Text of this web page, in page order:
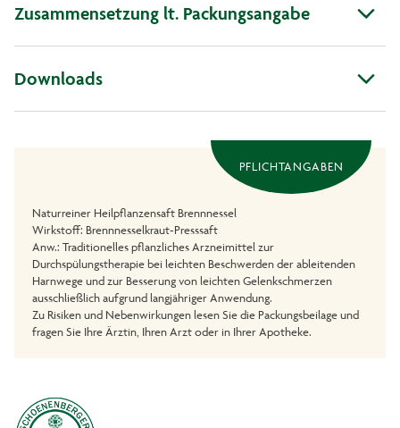
Zusammensetzung lt. Packungsangabe
Downloads
PFLICHTANGABEN
Naturreiner Heilpflanzensaft Brennnessel
Wirkstoff: Brennnesselkraut-Presssaft
Anw.: Traditionelles pflanzliches Arzneimittel zur
Durchspülungstherapie bei leichten Beschwerden der ableitenden
Harnwege und zur Besserung von leichten Gelenkschmerzen
ausschließlich aufgrund langjähriger Anwendung.
Zu Risiken und Nebenwirkungen lesen Sie die Packungsbeilage und
fragen Sie Ihre Ärztin, Ihren Arzt oder in Ihrer Apotheke.